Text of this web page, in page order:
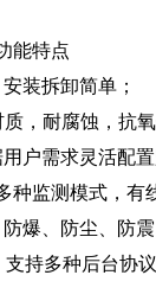
能特点
装拆卸简单；
，耐腐蚀，抗氧
户需求灵活配置
种监测模式，有
爆、防尘、防震
支持多种后台协